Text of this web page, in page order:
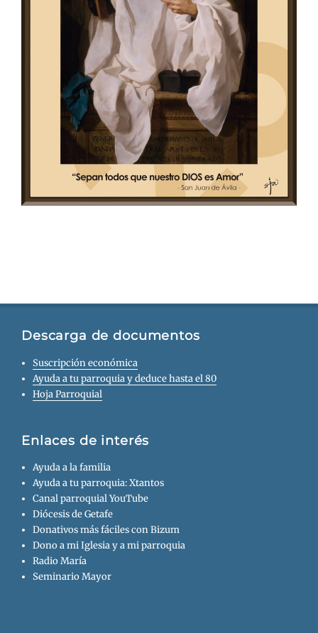
Descarga de documentos
Suscripción económica
Ayuda a tu parroquia y deduce hasta el 80
Hoja Parroquial
Enlaces de interés
Ayuda a la familia
Ayuda a tu parroquia: Xtantos
Canal parroquial YouTube
Diócesis de Getafe
Donativos más fáciles con Bizum
Dono a mi Iglesia y a mi parroquia
Radio María
Seminario Mayor